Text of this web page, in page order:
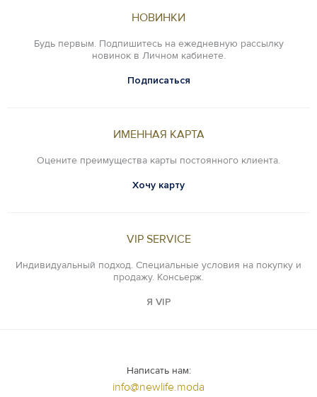
НОВИНКИ
Будь первым. Подпишитесь на ежедневную рассылку
новинок в Личном кабинете.
Подписаться
ИМЕННАЯ КАРТА
Оцените преимущества карты постоянного клиента.
Хочу карту
VIP SERVICE
Индивидуальный подход. Специальные условия на покупку и
продажу. Консьерж.
Я VIP
Написать нам:
info@newlife.moda